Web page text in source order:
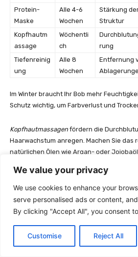
We value your privacy
We use cookies to enhance your
serve personalised ads or content,
By clicking "Accept All", you consent
Customise Reject All
Protein-
Maske
Alle 4-6
Wochen
Stärkung
Struktur
Kopfhautm
assage
Wöchentli
ch
rung
Tiefenreinig
ung
Alle 8
Wochen
Entfernung
Im Winter braucht Ihr Bob mehr
Schutz wichtig, um Farbverlust und
Kopfhautmassagen fördern die
Haarwachstum anregen. Machen Sie das
natürlichen Ölen wie Argan- oder
DIE BESTE
SCHÖNHEIT IST DIE
HAARPFLEGE – SIE